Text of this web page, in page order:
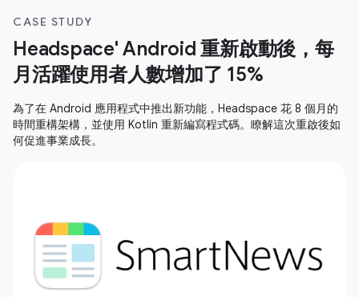
CASE STUDY
Headspace' Android 重新啟動後，每
月活躍使用者人數增加了 15%
為了在 Android 應用程式中推出新功能，Headspace 花 8 個月的
時間重構架構，並使用 Kotlin 重新編寫程式碼。瞭解這次重啟後如
何促進事業成長。